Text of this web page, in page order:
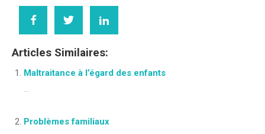
Articles Similaires:
Maltraitance à l’égard des enfants
...
Problèmes familiaux